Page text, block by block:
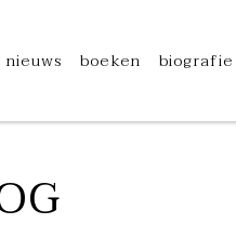
nieuws boeken biografie